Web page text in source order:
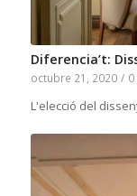
Diferencia’t:
octubre 21, 2020 /
L'elecció del